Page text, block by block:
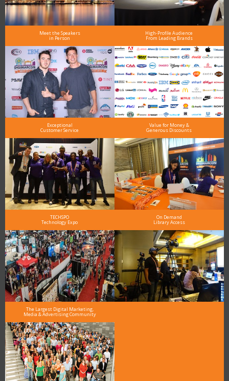
Meet the Speakers
in Person
High-Profile Audience
From Leading Brands
Exceptional
Customer Service
Value for Money &
Generous Discounts
TECHSPO
Technology Expo
On Demand
Library Access
The Largest Digital Marketing,
Media & Advertising Community